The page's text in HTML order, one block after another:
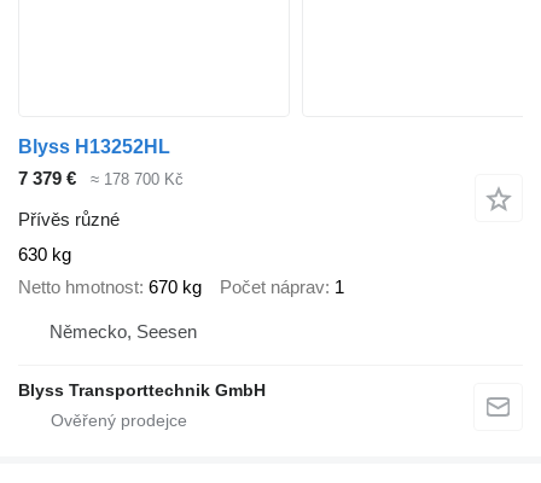
Blyss H13252HL
7 379 €
≈ 178 700 Kč
Přívěs různé
630 kg
Netto hmotnost 670 kg Počet náprav 1
Německo, Seesen
Blyss Transporttechnik GmbH